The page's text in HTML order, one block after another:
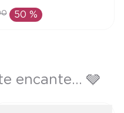
50 %
encante... 🩶